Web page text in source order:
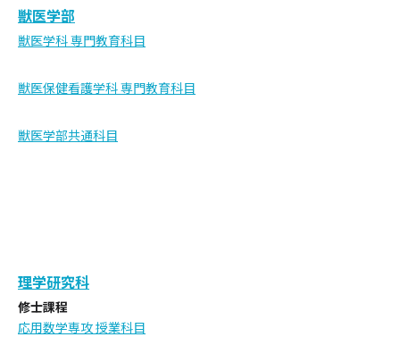
獣医学部
獣医学科 専門教育科目
獣医保健看護学科 専門教育科目
獣医学部共通科目
理学研究科
修士課程
応用数学専攻 授業科目